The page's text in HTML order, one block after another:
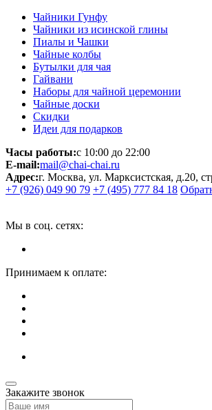
Чайники Гунфу
Чайники из исинской глины
Пиалы и Чашки
Чайные колбы
Бутылки для чая
Гайвани
Наборы для чайной церемонии
Чайные доски
Скидки
Идеи для подарков
Часы работы:с 10:00 до 22:00
E-mail:mail@chai-chai.ru
Адрес:г. Москва, ул. Марксистская, д.20,
+7 (926) 049 90 79 +7 (495) 777 84 18
Мы в соц. сетях:
Принимаем к оплате:
Закажите звонок